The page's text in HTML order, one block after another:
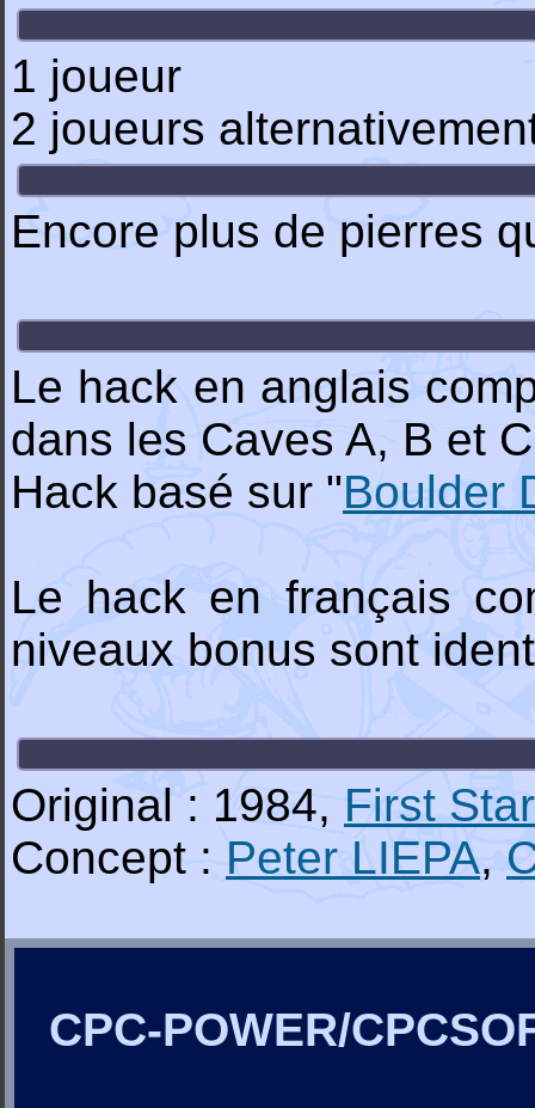
1 joueur
2 joueurs
Encore plus de pierres
Le hack en anglais
dans les Caves A, B et
Hack basé sur "Boulder
Le hack en français
niveaux bonus sont
Original : 1984, First
Concept : Peter LIEPA,
CPC-POWER/